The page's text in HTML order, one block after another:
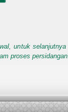
untuk
proses